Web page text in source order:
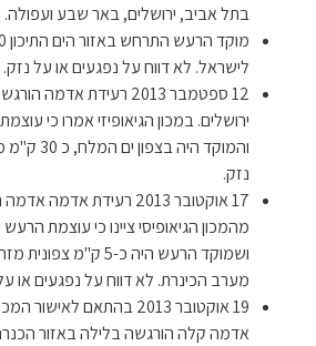
בתל אביב, ירושלים, באר שבע ועפולה.
לישראל. לא דווח על נפגעים או על נזק.
12 ספטמבר 2013 רעידת
והמוקד
נזק.
17 אוקטובר 2013 רעידת
ושמוקד הרעש היה כ-5
מערב הכינרת. לא דווח על נפגעים או
19 אוקטובר 2013 בהתאם
אדמה קלה הורגשה בלילה באזור